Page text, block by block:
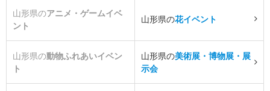
山形県のアニメ・ゲームイベ
ント
山形県の花イベント
山形県の動物ふれあいイベン
ト
山形県の美術展・博物展・展
示会